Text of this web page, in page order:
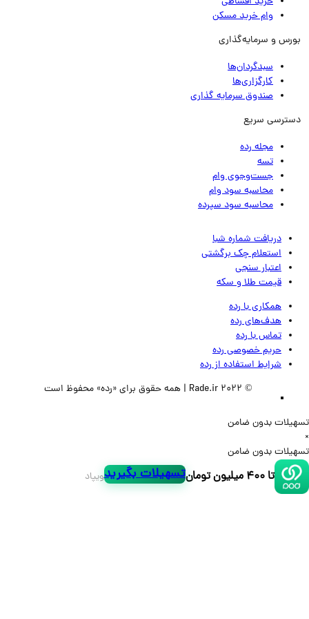
وام خرید مسکن
و سرمایه‌گذاری
سبدگردان‌ها
کارگزاری‌ها
صندوق سرمایه گذاری
سریع
مجله رده
تسه
جست‌وجوی وام
محاسبه سود وام
محاسبه سود سپرده
دریافت شماره شبا
استعلام چک برگشتی
اعتبار سنجی
قیمت طلا و سکه
همکاری با رده
هدف‌های رده
تماس‌ با‌ رده
حریم خصوصی رده
شرایط استفاده از رده
بدون ضامن
بدون ضامن
تا ۴۰۰ میلیون تومان تسهیلات بگیریدویپاد